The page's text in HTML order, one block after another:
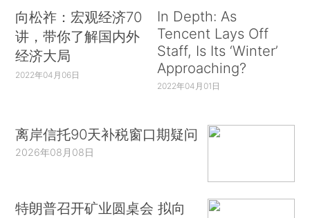
向松祚：宏观经济70
讲，带你了解国内外
经济大局
2022年04月06日
In Depth: As
Tencent Lays Off
Staff, Is Its ‘Winter’
Approaching?
2022年04月01日
离岸信托90天补税窗口期疑问
2026年08月08日
特朗普召开矿业圆桌会 拟向